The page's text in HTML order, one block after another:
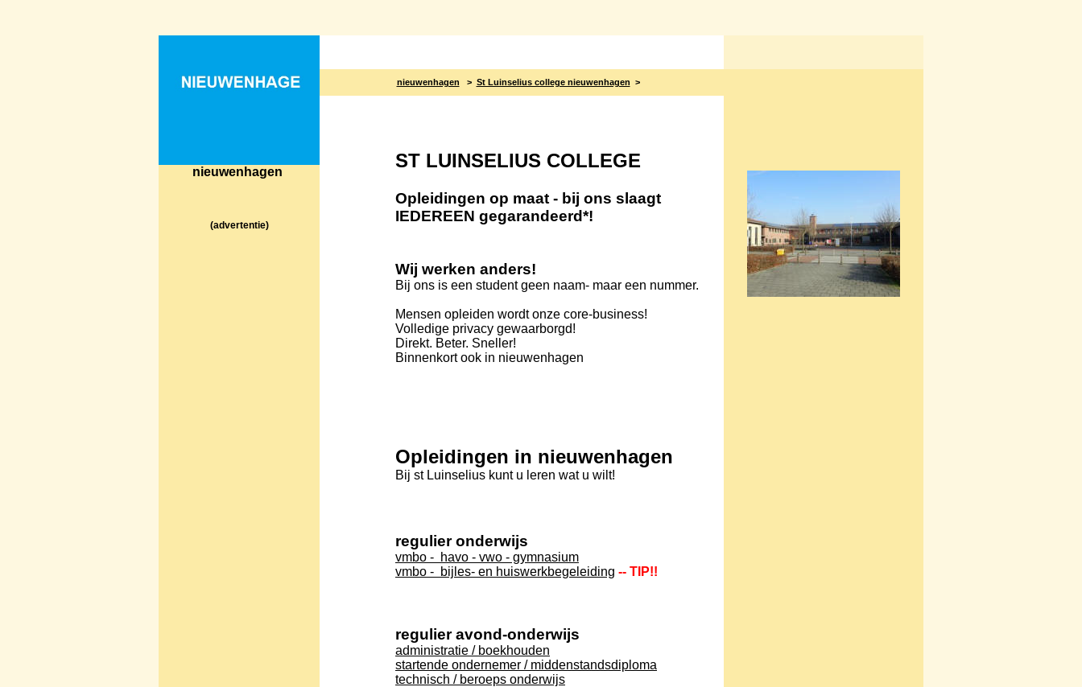
nieuwenhagen
(advertentie)
nieuwenhagen > St Luinselius college nieuwenhagen >
ST LUINSELIUS COLLEGE
Opleidingen op maat - bij ons slaagt
IEDEREEN gegarandeerd*!
Wij werken anders!
Bij ons is een student geen naam- maar een nummer.
Mensen opleiden wordt onze core-business!
Volledige privacy gewaarborgd!
Direkt. Beter. Sneller!
Binnenkort ook in nieuwenhagen
Opleidingen in nieuwenhagen
Bij st Luinselius kunt u leren wat u wilt!
regulier onderwijs
vmbo - havo - vwo - gymnasium
vmbo - bijles- en huiswerkbegeleiding -- TIP!!
regulier avond-onderwijs
administratie / boekhouden
startende ondernemer / middenstandsdiploma
technisch / beroeps onderwijs